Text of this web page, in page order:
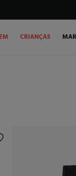
CRIANÇAS